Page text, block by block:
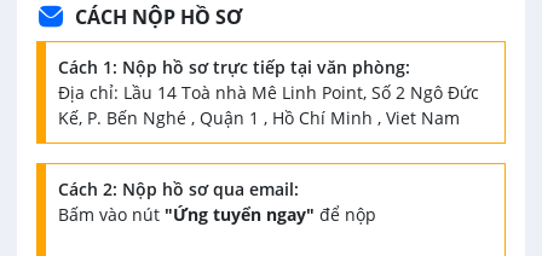
CÁCH NỘP HỒ SƠ
Cách 1: Nộp hồ sơ trực tiếp tại văn phòng:
Địa chỉ: Lầu 14 Toà nhà Mê Linh Point, Số 2 Ngô Đức
Kế, P. Bến Nghé , Quận 1 , Hồ Chí Minh , Viet Nam
Cách 2: Nộp hồ sơ qua email:
Bấm vào nút "Ứng tuyển ngay" để nộp